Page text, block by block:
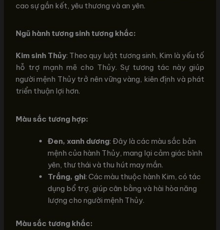
cao sự gắn kết, yêu thương và an yên.
Ngũ hành tương sinh tương khắc:
Kim sinh Thủy: Theo quy luật tương sinh, Kim là yếu tố
hỗ trợ mạnh mẽ cho Thủy. Sự tương tác này giúp
người mệnh Thủy trở nên vững vàng, kiên định và phát
triển thuận lợi hơn.
Màu sắc tương hợp:
Đen, xanh dương: Đây là các màu sắc bản
mệnh của hành Thủy, mang lại cảm giác bình
yên, thư thái và thu hút may mắn.
Trắng, ghi: Các màu thuộc hành Kim, có tác
dụng bổ trợ, giúp cân bằng và hài hòa năng
lượng cho người mệnh Thủy.
Màu sắc tương khắc: